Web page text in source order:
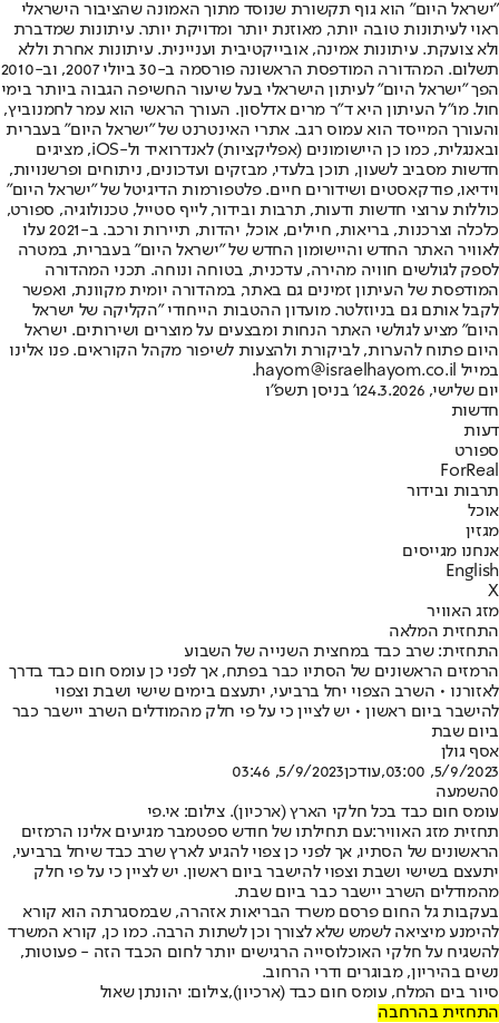
"ישראל היום" הוא גוף תקשורת שנוסד מתוך האמונה שהציבור הישראלי
ראוי לעיתונות טובה יותר, מאוזנת יותר ומדויקת יותר. עיתונות שמדברת
ולא צועקת. עיתונות אמינה, אובייקטיבית ועניינית. עיתונות אחרת וללא
תשלום. המהדורה המודפסת הראשונה פורסמה ב-30 ביולי 2007, וב-2010
הפך "ישראל היום" לעיתון הישראלי בעל שיעור החשיפה הגבוה ביותר בימי
חול. מו"ל העיתון היא ד"ר מרים אדלסון. העורך הראשי הוא עמר לחמנוביץ,
והעורך המייסד הוא עמוס רגב. אתרי האינטרנט של "ישראל היום" בעברית
ובאנגלית, כמו כן היישומונים (אפליקציות) לאנדרואיד ול-iOS, מציגים
חדשות מסביב לשעון, תוכן בלעדי, מבזקים ועדכונים, ניתוחים ופרשנויות,
וידיאו, פודקאסטים ושידורים חיים. פלטפורמות הדיגיטל של "ישראל היום"
כוללות ערוצי חדשות ודעות, תרבות ובידור, לייף סטייל, טכנולוגיה, ספורט,
כלכלה וצרכנות, בריאות, חיילים, אוכל, יהדות, תיירות ורכב. ב-2021 עלו
לאוויר האתר החדש והיישומון החדש של "ישראל היום" בעברית, במטרה
לספק לגולשים חוויה מהירה, עדכנית, בטוחה ונוחה. תכני המהדורה
המודפסת של העיתון זמינים גם באתר, במהדורה יומית מקוונת, ואפשר
לקבל אותם גם בניוזלטר. מועדון ההטבות הייחודי "הקליקה של ישראל
היום" מציע לגולשי האתר הנחות ומבצעים על מוצרים ושירותים. ישראל
היום פתוח להערות, לביקורת ולהצעות לשיפור מקהל הקוראים. פנו אלינו
במייל hayom@israelhayom.co.il.
יום שלישי, 24.3.2026
ו' בניסן תשפ"ו
חדשות
דעות
ספורט
ForReal
תרבות ובידור
אוכל
מגזין
אנחנו מגייסים
English
X
מזג האוויר
התחזית המלאה
התחזית: שרב כבד במחצית השנייה של השבוע
הרמזים הראשונים של הסתיו כבר בפתח, אך לפני כן עומס חום כבד בדרך
לאזורנו • השרב הצפוי יחל ברביעי, יתעצם בימים שישי ושבת וצפוי
להישבר ביום ראשון • יש לציין כי על פי חלק מהמודלים השרב יישבר כבר
ביום שבת
אסף גולן
5/9/2023, 03:00
,עודכן5/9/2023, 03:46
0השמעה
עומס חום כבד בכל חלקי הארץ (ארכיון). צילום: אי.פי
תחזית מזג האוויר:עם תחילתו של חודש ספטמבר מגיעים אלינו הרמזים
הראשונים של הסתיו, אך לפני כן צפוי להגיע לארץ שרב כבד שיחל ברביעי,
יתעצם בשישי ושבת וצפוי להישבר ביום ראשון. יש לציין כי על פי חלק
מהמודלים השרב יישבר כבר ביום שבת.
בעקבות גל החום פרסם משרד הבריאות אזהרה, שבמסגרתה הוא קורא
להימנע מיציאה לשמש שלא לצורך וכן לשתות הרבה. כמו כן, קורא המשרד
להשגיח על חלקי האוכלוסייה הרגישים יותר לחום הכבד הזה - פעוטות,
נשים בהיריון, מבוגרים ודרי הרחוב.
סיור בים המלח, עומס חום כבד (ארכיון),צילום: יהונתן שאול
התחזית בהרחבה